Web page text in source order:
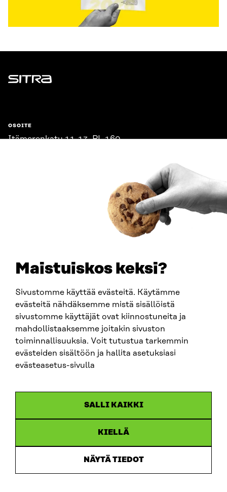
Maistuiskos keksi?
Sivustomme käyttää evästeitä. Käytämme
evästeitä nähdäksemme mistä sisällöistä
sivustomme käyttäjät ovat kiinnostuneita ja
mahdollistaaksemme joitakin sivuston
toiminnallisuuksia. Voit tutustua tarkemmin
evästeiden sisältöön ja hallita asetuksiasi
evästeasetus-sivulla
SALLI KAIKKI
KIELLÄ
NÄYTÄ TIEDOT
Sitra
OSOITE
Itämerenkatu 11-13, PL 160,
SITRA SOSIAALISESSA MEDIASSA
LinkedIn
Instagram
YouTube
Saavutettavuusseloste
Asiakirjajulkisuus